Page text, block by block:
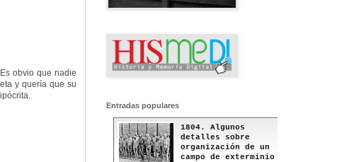
obvio que nadie
y quería que su
Entradas populares
1804. Algunos
detalles sobre
organización de un
campo de exterminio